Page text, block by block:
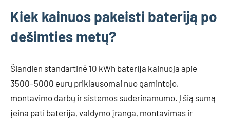
Kiek kainuos pakeisti bateriją po
dešimties metų?
Šiandien standartinė 10 kWh baterija kainuoja apie
3500–5000 eurų priklausomai nuo gamintojo,
montavimo darbų ir sistemos suderinamumo. Į šią sumą
įeina pati baterija, valdymo įranga, montavimas ir